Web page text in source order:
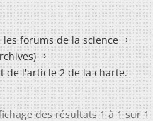
les forums de la science
de l'article 2 de la charte.
des résultats 1 à 1 sur 1